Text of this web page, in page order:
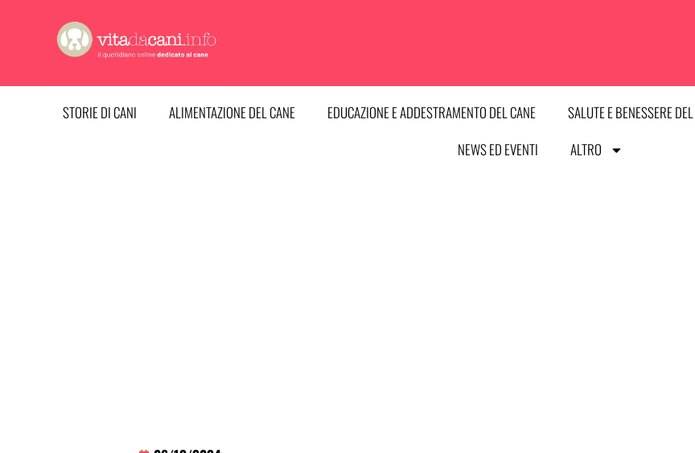
contenuto
STORIE DI CANI ALIMENTAZIONE DEL CANE EDUCAZIONE E ADDESTRAMENTO DEL CANE SALUTE E BENESSERE
NEWS ED EVENTI
ALTRO